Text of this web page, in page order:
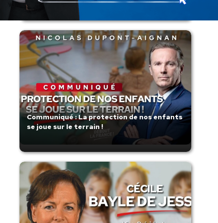
Communiqué : La protection de nos enfants
se joue sur le terrain !